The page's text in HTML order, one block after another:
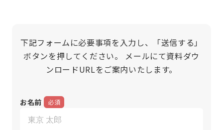
下記フォームに必要事項を入力し、「送信する」
ボタンを押してください。
メールにて資料ダウ
ンロードURLをご案内いたします。
お名前